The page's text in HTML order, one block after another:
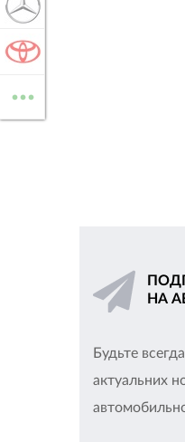
НА
Будьте
актуальних
...